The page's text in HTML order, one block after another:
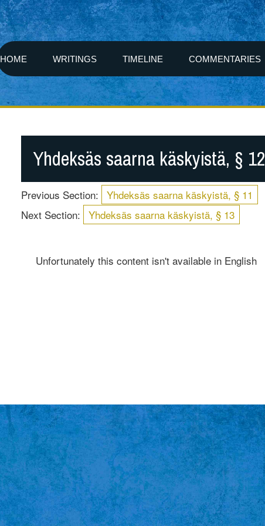
HOME WRITINGS TIMELINE COMMENTARIES
Yhdeksäs saarna käskyistä, § 12
Previous Section:
Yhdeksäs saarna käskyistä, § 11
Next Section:
Yhdeksäs saarna käskyistä, § 13
Unfortunately this content isn't available in English